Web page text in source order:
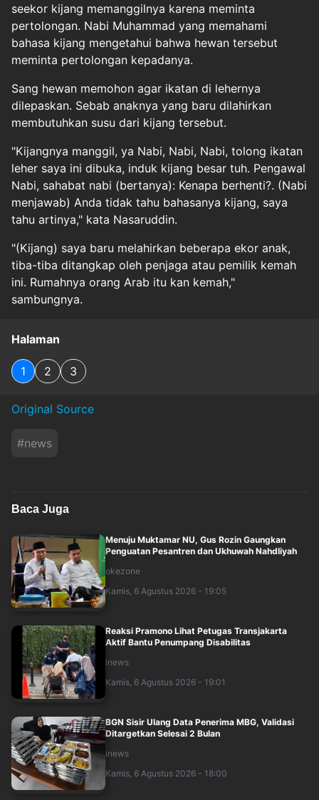
seekor kijang memanggilnya karena meminta
pertolongan. Nabi Muhammad yang memahami
bahasa kijang mengetahui bahwa hewan tersebut
meminta pertolongan kepadanya.
Sang hewan memohon agar ikatan di lehernya
dilepaskan. Sebab anaknya yang baru dilahirkan
membutuhkan susu dari kijang tersebut.
"Kijangnya manggil, ya Nabi, Nabi, Nabi, tolong ikatan
leher saya ini dibuka, induk kijang besar tuh. Pengawal
Nabi, sahabat nabi (bertanya): Kenapa berhenti?. (Nabi
menjawab) Anda tidak tahu bahasanya kijang, saya
tahu artinya," kata Nasaruddin.
"(Kijang) saya baru melahirkan beberapa ekor anak,
tiba-tiba ditangkap oleh penjaga atau pemilik kemah
ini. Rumahnya orang Arab itu kan kemah,"
sambungnya.
Halaman
1 2 3
Original Source
#news
Baca Juga
Menuju Muktamar NU, Gus Rozin Gaungkan
Penguatan Pesantren dan Ukhuwah Nahdliyah
okezone
Kamis, 6 Agustus 2026 - 19:05
Reaksi Pramono Lihat Petugas Transjakarta
Aktif Bantu Penumpang Disabilitas
inews
Kamis, 6 Agustus 2026 - 19:01
BGN Sisir Ulang Data Penerima MBG, Validasi
Ditargetkan Selesai 2 Bulan
inews
Kamis, 6 Agustus 2026 - 18:00